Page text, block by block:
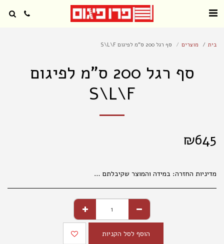
בית מוצרים סף רגל 200 ס"מ לפיגום S\L\F
סף רגל 200 ס"מ לפיגום
S\L\F
₪645
מדיניות החזרה: במידה והמוצר שקיבלתם אינו עונה על ציפיותיכם, פנו למחלקת קשרי לקוחות מרגע קבלת המשלוח (עד שני ימי עבודה), בכדי שנוכל לטפל בפנייתכם בהתאם לנהלים. 035177847 החלפת מוצרים אפשרית בפנייה טלפונית או בסניפי הרשת, באריזה המקורית בלבד ובשלמותם. במידה ויתגלו שינויים במחירי המוצרים, המחיר הקובע הוא המחיר המופיע בחנויות ובמרכז ההזמנות. המחיר הקטלוגי הנו למכירה בחנויות . במכירה מרחוק, יתווסף מחיר שילוח, כמפורט באתר האינטרנט. אין החזרות של נעליים . החלפת והחזרת מוצרים , , אפשרית באריזתם המקורית בלבד ובשלמותם תוך 14 ימים מיום הקניה. ברחוב מגן אברהם 3 תל אביב.
הוסף לסל הקניות